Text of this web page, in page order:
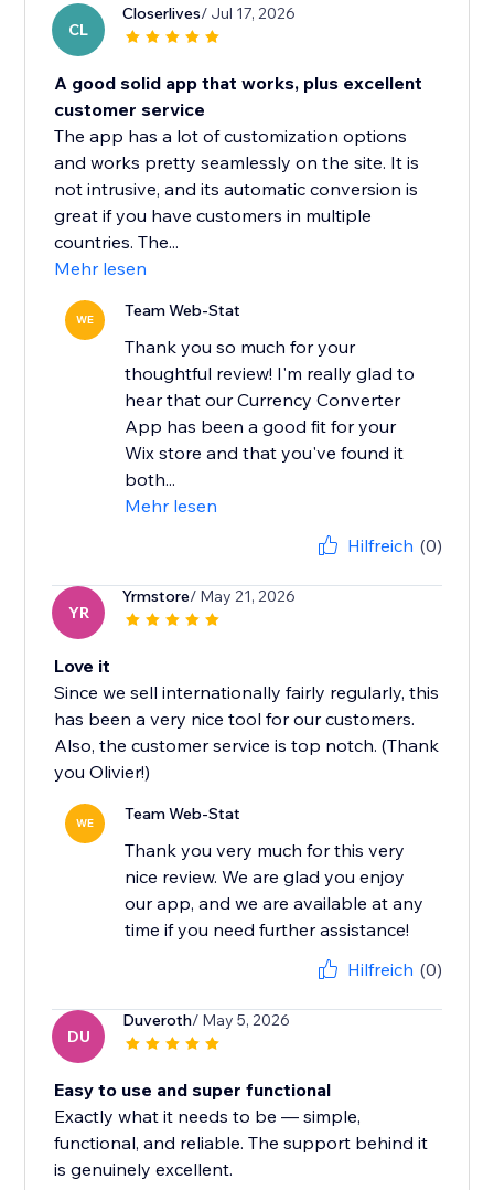
CL
Closerlives/ Jul 17, 2026
A good solid app that works, plus excellent
customer service
The app has a lot of customization options
and works pretty seamlessly on the site. It is
not intrusive, and its automatic conversion is
great if you have customers in multiple
countries. The...
Mehr lesen
WE Team Web-Stat
Thank you so much for your
thoughtful review! I'm really glad to
hear that our Currency Converter
App has been a good fit for your
Wix store and that you've found it
both...
Mehr lesen
Hilfreich (0)
YR
Yrmstore/ May 21, 2026
Love it
Since we sell internationally fairly regularly, this
has been a very nice tool for our customers.
Also, the customer service is top notch. (Thank
you Olivier!)
WE Team Web-Stat
Thank you very much for this very
nice review. We are glad you enjoy
our app, and we are available at any
time if you need further assistance!
Hilfreich (0)
DU
Duveroth/ May 5, 2026
Easy to use and super functional
Exactly what it needs to be — simple,
functional, and reliable. The support behind it
is genuinely excellent.